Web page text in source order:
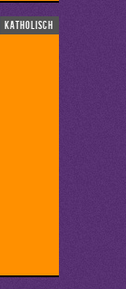
katholisch